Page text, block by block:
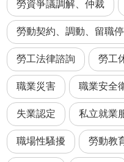
勞資爭議調解、仲裁
勞動契約、調動、留職
勞工法律諮詢 勞工
職業災害 職業安全
失業認定 私立就業
職場性騷擾 勞動教